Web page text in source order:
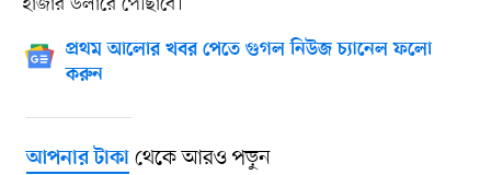
প্রথম আলোর খবর পেতে গুগল নিউজ চ্যানেল ফলো
করুন
আপনার টাকাথেকে আরও পড়ুন